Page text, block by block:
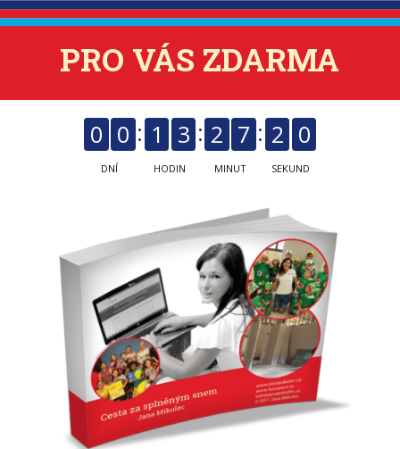
PRO VÁS ZDARMA
0 0
DNÍ
1 3
HODIN
2 7
MINUT
2 0
SEKUND